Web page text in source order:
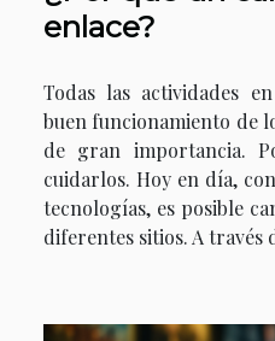
enlace?
Todas las actividades
buen funcionamiento de
de gran importancia.
cuidarlos. Hoy en día,
tecnologías, es posible
diferentes sitios. A través